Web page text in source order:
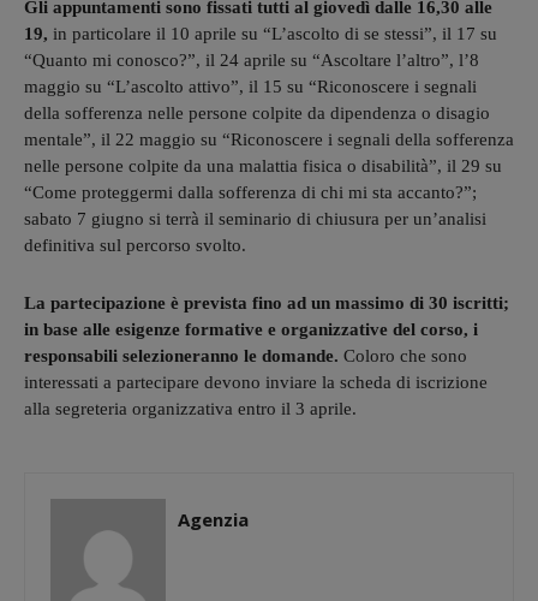
Gli appuntamenti sono fissati tutti al giovedì dalle 16,30 alle
19, in particolare il 10 aprile su “L’ascolto di se stessi”, il 17 su
“Quanto mi conosco?”, il 24 aprile su “Ascoltare l’altro”, l’8
maggio su “L’ascolto attivo”, il 15 su “Riconoscere i segnali
della sofferenza nelle persone colpite da dipendenza o disagio
mentale”, il 22 maggio su “Riconoscere i segnali della sofferenza
nelle persone colpite da una malattia fisica o disabilità”, il 29 su
“Come proteggermi dalla sofferenza di chi mi sta accanto?”;
sabato 7 giugno si terrà il seminario di chiusura per un’analisi
definitiva sul percorso svolto.
La partecipazione è prevista fino ad un massimo di 30 iscritti;
in base alle esigenze formative e organizzative del corso, i
responsabili selezioneranno le domande. Coloro che sono
interessati a partecipare devono inviare la scheda di iscrizione
alla segreteria organizzativa entro il 3 aprile.
Agenzia